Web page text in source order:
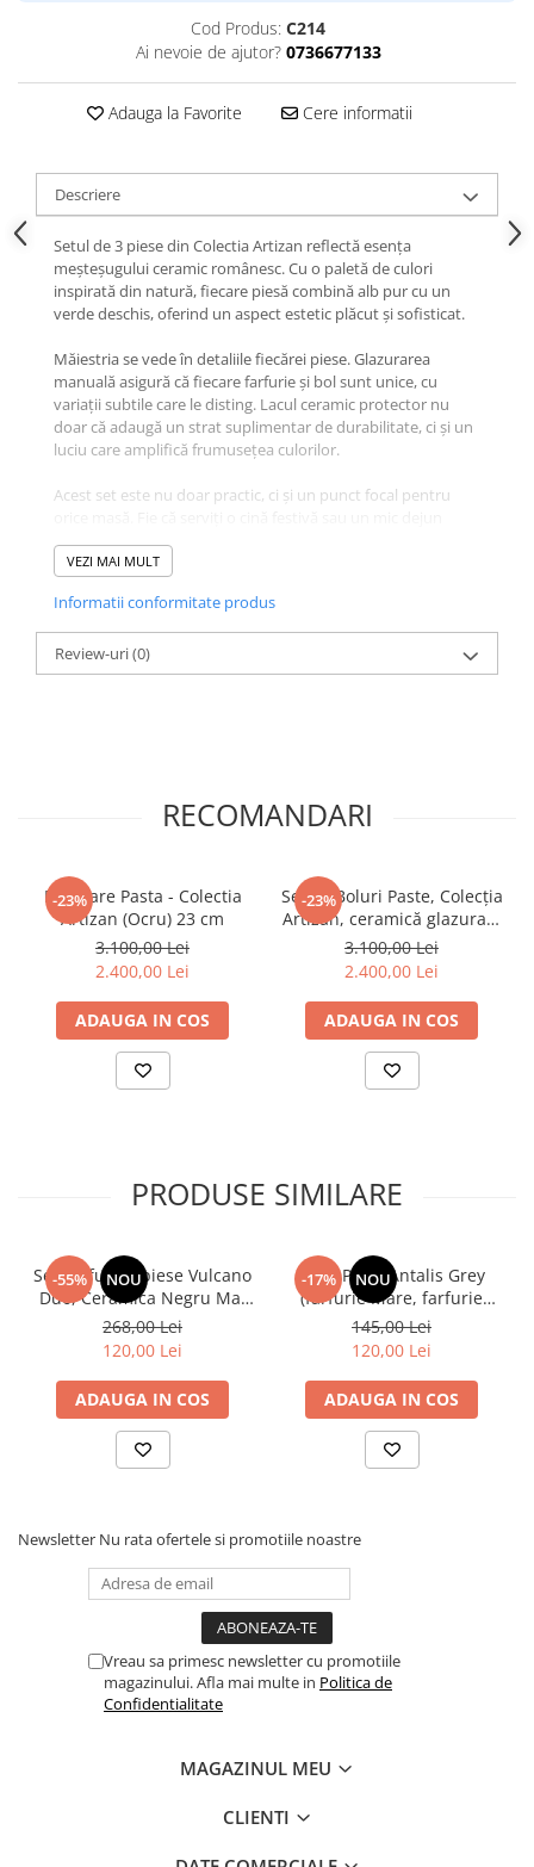
Cod Produs: C214
Ai nevoie de ajutor? 0736677133
Adauga la Favorite Cere informatii
Descriere
Setul de 3 piese din Colectia Artizan reflectă esența
meșteșugului ceramic românesc. Cu o paletă de culori
inspirată din natură, fiecare piesă combină alb pur cu un
verde deschis, oferind un aspect estetic plăcut și sofisticat.
Măiestria se vede în detaliile fiecărei piese. Glazurarea
manuală asigură că fiecare farfurie și bol sunt unice, cu
variații subtile care le disting. Lacul ceramic protector nu
doar că adaugă un strat suplimentar de durabilitate, ci și un
luciu care amplifică frumusețea culorilor.
Acest set este nu doar practic, ci și un punct focal pentru
simplu, aceste piese vor adăuga un strop de eleganță.
Proiectate special pentru exportul în Marea Britanie, aceste
internaționali îl așteaptă de la meșteșugul românesc.
Indiferent dacă le folosiți în propria casă sau le oferiți cadou,
aceste piese vor fi apreciate de generații.
VEZI MAI MULT
Informatii conformitate produs
Review-uri(0)
RECOMANDARI
-23%
Bol Mare Pasta - Colectia
Artizan (Ocru) 23 cm
3.100,00 Lei
2.400,00 Lei
ADAUGA IN COS
-23%
Set 50 Boluri Paste, Colecția
Artizan, ceramică glazurată
manual, Horeca, diametrul
23 cm
3.100,00 Lei
2.400,00 Lei
ADAUGA IN COS
PRODUSE SIMILARE
-55% NOU
Set Farfurii 3 piese Vulcano
Duo, Ceramica Negru Mat
Glazurat Manual ( Farfurie
Atena 30cm, Farfurie Mica
Ceramica 20 cm, Bol
Ceramica 4050)
268,00 Lei
120,00 Lei
ADAUGA IN COS
-17% NOU
Set 3 Piese Antalis Grey
(farfurie Mare, farfurie
mica, bol), la comandă, 50
de seturi
145,00 Lei
120,00 Lei
ADAUGA IN COS
Newsletter Nu rata ofertele si promotiile noastre
Vreau sa primesc newsletter cu promotiile
magazinului. Afla mai multe in Politica de
Confidentialitate
MAGAZINUL MEU
CLIENTI